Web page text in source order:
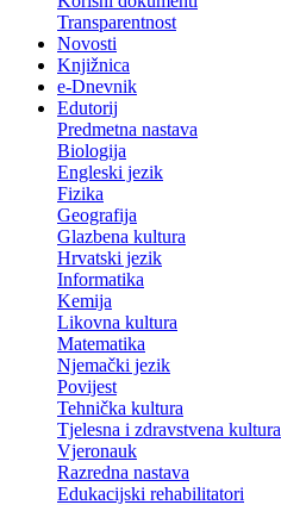
Transparentnost
Novosti
Knjižnica
e-Dnevnik
Edutorij
Predmetna nastava
Biologija
Engleski jezik
Fizika
Geografija
Glazbena kultura
Hrvatski jezik
Informatika
Kemija
Likovna kultura
Matematika
Njemački jezik
Povijest
Tehnička kultura
Tjelesna i zdravstvena kultura
Vjeronauk
Razredna nastava
Edukacijski rehabilitatori